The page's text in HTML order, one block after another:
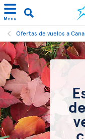
Menú
Ofertas de vuelos a